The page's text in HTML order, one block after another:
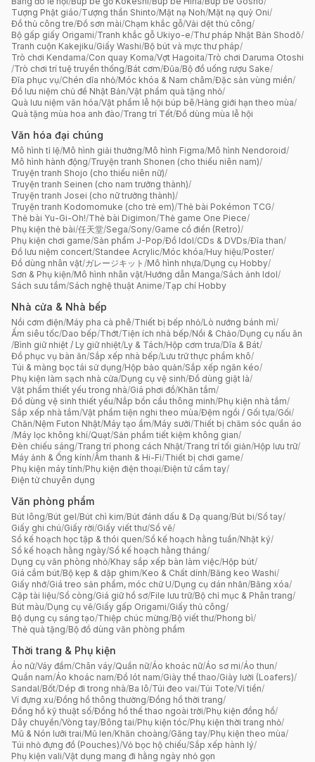
Tượng Phật giáo/Tượng thần Shinto/Mặt nạ Noh/Mặt nạ quỷ Oni/
Đồ thủ công tre/Đồ sơn mài/Chạm khắc gỗ/Vải dệt thủ công/
Bộ gấp giấy Origami/Tranh khắc gỗ Ukiyo-e/Thư pháp Nhật Bản Shodō/
Tranh cuộn Kakejiku/Giấy Washi/Bộ bút và mực thư pháp/
Trò chơi Kendama/Con quay Koma/Vợt Hagoita/Trò chơi Daruma Otoshi
/Trò chơi trí tuệ truyền thống/Bát cơm/Đũa/Bộ đồ uống rượu Sake/
Đĩa phục vụ/Chén dĩa nhỏ/Móc khóa & Nam châm/Đặc sản vùng miền/
Đồ lưu niệm chủ đề Nhật Bản/Vật phẩm quà tặng nhỏ/
Quà lưu niệm văn hóa/Vật phẩm lễ hội búp bê/Hàng giới hạn theo mùa/
Quà tặng mùa hoa anh đào/Trang trí Tết/Đồ dùng mùa lễ hội
Văn hóa đại chúng
Mô hình tỉ lệ/Mô hình giải thưởng/Mô hình Figma/Mô hình Nendoroid/
Mô hình hành động/Truyện tranh Shonen (cho thiếu niên nam)/
Truyện tranh Shojo (cho thiếu niên nữ)/
Truyện tranh Seinen (cho nam trưởng thành)/
Truyện tranh Josei (cho nữ trưởng thành)/
Truyện tranh Kodomomuke (cho trẻ em)/Thẻ bài Pokémon TCG/
Thẻ bài Yu-Gi-Oh!/Thẻ bài Digimon/Thẻ game One Piece/
Phụ kiện thẻ bài/任天堂/Sega/Sony/Game cổ điển (Retro)/
Phụ kiện chơi game/Sản phẩm J-Pop/Đồ Idol/CDs & DVDs/Đĩa than/
Đồ lưu niệm concert/Standee Acrylic/Móc khóa/Huy hiệu/Poster/
Đồ dùng nhân vật/ガレージキット /Mô hình nhựa/Dụng cụ Hobby/
Sơn & Phụ kiện/Mô hình nhân vật/Hướng dẫn Manga/Sách ảnh Idol/
Sách sưu tầm/Sách nghệ thuật Anime/Tạp chí Hobby
Nhà cửa & Nhà bếp
Nồi cơm điện/Máy pha cà phê/Thiết bị bếp nhỏ/Lò nướng bánh mì/
Ấm siêu tốc/Dao bếp/Thớt/Tiện ích nhà bếp/Nồi & Chảo/Dụng cụ nấu ăn
/Bình giữ nhiệt / Ly giữ nhiệt/Ly & Tách/Hộp cơm trưa/Dĩa & Bát/
Đồ phục vụ bàn ăn/Sắp xếp nhà bếp/Lưu trữ thực phẩm khô/
Túi & màng bọc tái sử dụng/Hộp bảo quản/Sắp xếp ngăn kéo/
Phụ kiện làm sạch nhà cửa/Dụng cụ vệ sinh/Đồ dùng giặt là/
Vật phẩm thiết yếu trong nhà/Giá phơi đồ/Khăn tắm/
Đồ dùng vệ sinh thiết yếu/Nắp bồn cầu thông minh/Phụ kiện nhà tắm/
Sắp xếp nhà tắm/Vật phẩm tiện nghi theo mùa/Đệm ngồi / Gối tựa/Gối/
Chăn/Nệm Futon Nhật/Máy tạo ẩm/Máy sưởi/Thiết bị chăm sóc quần áo
/Máy lọc không khí/Quạt/Sản phẩm tiết kiệm không gian/
Đèn chiếu sáng/Trang trí phong cách Nhật/Trang trí tối giản/Hộp lưu trữ/
Máy ảnh & Ống kính/Âm thanh & Hi-Fi/Thiết bị chơi game/
Phụ kiện máy tính/Phụ kiện điện thoại/Điện tử cầm tay/
Điện tử chuyên dụng
Văn phòng phẩm
Bút lông/Bút gel/Bút chì kim/Bút đánh dấu & Dạ quang/Bút bi/Sổ tay/
Giấy ghi chú/Giấy rời/Giấy viết thư/Sổ vẽ/
Sổ kế hoạch học tập & thói quen/Sổ kế hoạch hằng tuần/Nhật ký/
Sổ kế hoạch hằng ngày/Sổ kế hoạch hằng tháng/
Dụng cụ văn phòng nhỏ/Khay sắp xếp bàn làm việc/Hộp bút/
Giá cắm bút/Bộ kẹp & dập ghim/Keo & Chất dính/Băng keo Washi/
Giấy nhớ/Giá treo sản phẩm, móc chữ U/Dụng cụ dán nhãn/Băng xóa/
Cặp tài liệu/Sổ còng/Giá giữ hồ sơ/File lưu trữ/Bộ chỉ mục & Phân trang/
Bút màu/Dụng cụ vẽ/Giấy gấp Origami/Giấy thủ công/
Bộ dụng cụ sáng tạo/Thiệp chúc mừng/Bộ viết thư/Phong bì/
Thẻ quà tặng/Bộ đồ dùng văn phòng phẩm
Thời trang & Phụ kiện
Áo nữ/Váy đầm/Chân váy/Quần nữ/Áo khoác nữ/Áo sơ mi/Áo thun/
Quần nam/Áo khoác nam/Đồ lót nam/Giày thể thao/Giày lười (Loafers)/
Sandal/Bốt/Dép đi trong nhà/Ba lô/Túi đeo vai/Túi Tote/Ví tiền/
Ví đựng xu/Đồng hồ thông thường/Đồng hồ thời trang/
Đồng hồ kỹ thuật số/Đồng hồ thể thao ngoài trời/Phụ kiện đồng hồ/
Dây chuyền/Vòng tay/Bông tai/Phụ kiện tóc/Phụ kiện thời trang nhỏ/
Mũ & Nón lưỡi trai/Mũ len/Khăn choàng/Găng tay/Phụ kiện theo mùa/
Túi nhỏ đựng đồ (Pouches)/Vỏ bọc hộ chiếu/Sắp xếp hành lý/
Phụ kiện vali/Vật dụng mang đi hằng ngày nhỏ gọn